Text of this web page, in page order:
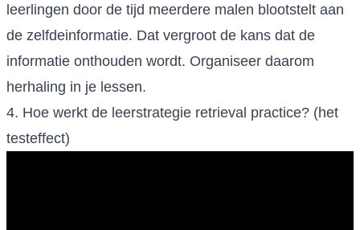
leerlingen door de tijd meerdere malen blootstelt aan
de zelfdeinformatie. Dat vergroot de kans dat de
informatie onthouden wordt. Organiseer daarom
herhaling in je lessen.
4. Hoe werkt de leerstrategie retrieval practice? (het
testeffect)